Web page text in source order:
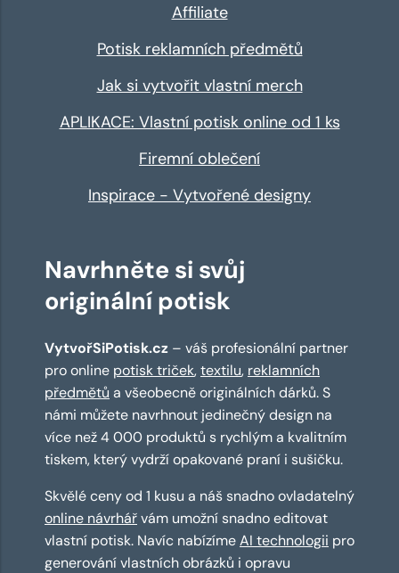
Affiliate
Potisk reklamních předmětů
Jak si vytvořit vlastní merch
APLIKACE: Vlastní potisk online od 1 ks
Firemní oblečení
Inspirace - Vytvořené designy
Navrhněte si svůj
originální potisk
VytvořSiPotisk.cz – váš profesionální partner
pro online potisk triček,textilu, reklamních
předmětů a všeobecně originálních dárků. S
námi můžete navrhnout jedinečný design na
více než 4 000 produktů s rychlým a kvalitním
tiskem, který vydrží opakované praní i sušičku.
Skvělé ceny od 1 kusu a náš snadno ovladatelný
online návrhářvám umožní snadno editovat
vlastní potisk. Navíc nabízímeAI technologii pro
generování vlastních obrázků i opravu